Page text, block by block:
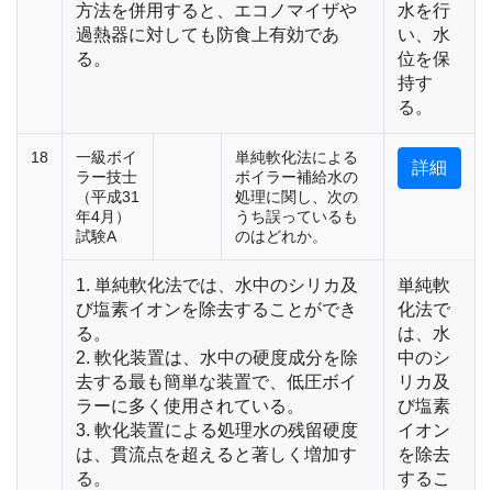
方法を併用すると、エコノマイザや
過熱器に対しても防食上有効であ
る。
水を行
い、水
位を保
持す
る。
18
一級ボイ
ラー技士
（平成31
年4月）
試験A
単純軟化法による
ボイラー補給水の
処理に関し、次の
うち誤っているも
のはどれか。
詳細
1. 単純軟化法では、水中のシリカ及
び塩素イオンを除去することができ
る。
2. 軟化装置は、水中の硬度成分を除
去する最も簡単な装置で、低圧ボイ
ラーに多く使用されている。
3. 軟化装置による処理水の残留硬度
は、貫流点を超えると著しく増加す
る。
単純軟
化法で
は、水
中のシ
リカ及
び塩素
イオン
を除去
するこ